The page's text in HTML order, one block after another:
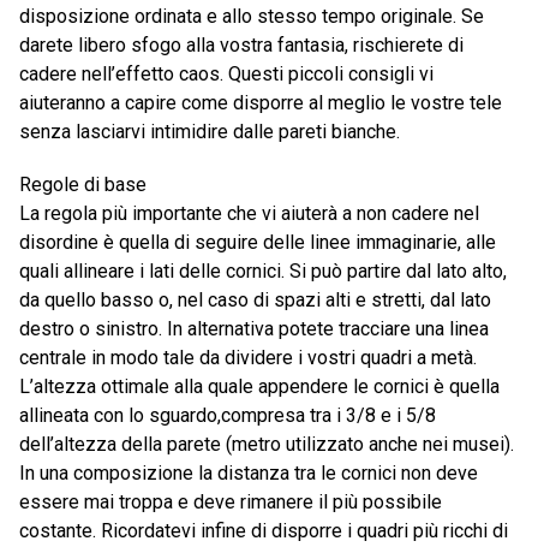
disposizione ordinata e allo stesso tempo originale. Se
darete libero sfogo alla vostra fantasia, rischierete di
cadere nell’effetto caos. Questi piccoli consigli vi
aiuteranno a capire come disporre al meglio le vostre tele
senza lasciarvi intimidire dalle pareti bianche.
Regole di base
La regola più importante che vi aiuterà a non cadere nel
disordine è quella di seguire delle linee immaginarie, alle
quali allineare i lati delle cornici. Si può partire dal lato alto,
da quello basso o, nel caso di spazi alti e stretti, dal lato
destro o sinistro. In alternativa potete tracciare una linea
centrale in modo tale da dividere i vostri quadri a metà.
L’altezza ottimale alla quale appendere le cornici è quella
allineata con lo sguardo,compresa tra i 3/8 e i 5/8
dell’altezza della parete (metro utilizzato anche nei musei).
In una composizione la distanza tra le cornici non deve
essere mai troppa e deve rimanere il più possibile
costante. Ricordatevi infine di disporre i quadri più ricchi di